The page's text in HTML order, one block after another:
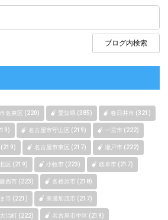
名東区 (220) 愛知県 (385) 春日井市 (321)
名古屋市守山区 (219) 一宮市 (222)
(219) 名古屋市東区 (217) 瀬戸市 (222)
区 (219) 小牧市 (223) 岐阜市 (217)
愛西市 (223) 各務原市 (218)
市 (221) 美濃加茂市 (217)
大治町 (222) 名古屋市中区 (219)